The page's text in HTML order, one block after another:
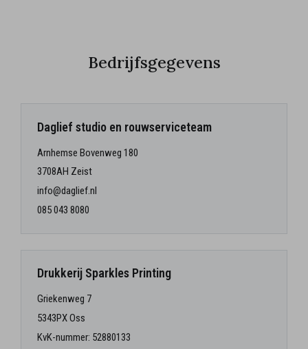
Bedrijfsgegevens
Daglief studio en rouwserviceteam
Arnhemse Bovenweg 180
3708AH Zeist
info@daglief.nl
085 043 8080
Drukkerij Sparkles Printing
Griekenweg 7
5343PX Oss
KvK-nummer: 52880133